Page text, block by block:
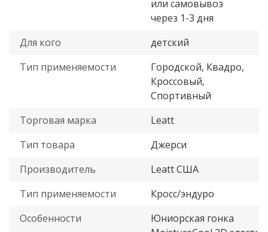
или самовывоз
через 1-3 дня
Для кого
детский
Тип применяемости
Городской, Квадро,
Кроссовый,
Спортивный
Торговая марка
Leatt
Тип товара
Джерси
Производитель
Leatt США
Тип применяемости
Кросс/эндуро
Особенности
Юниорская гонка